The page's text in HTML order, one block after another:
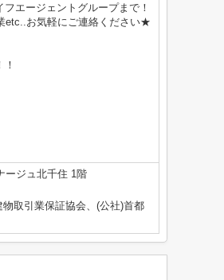
エージェントグループまで！
etc..お気軽にご連絡ください★
ージュ北千住 1階
取引業保証協会、(公社)首都